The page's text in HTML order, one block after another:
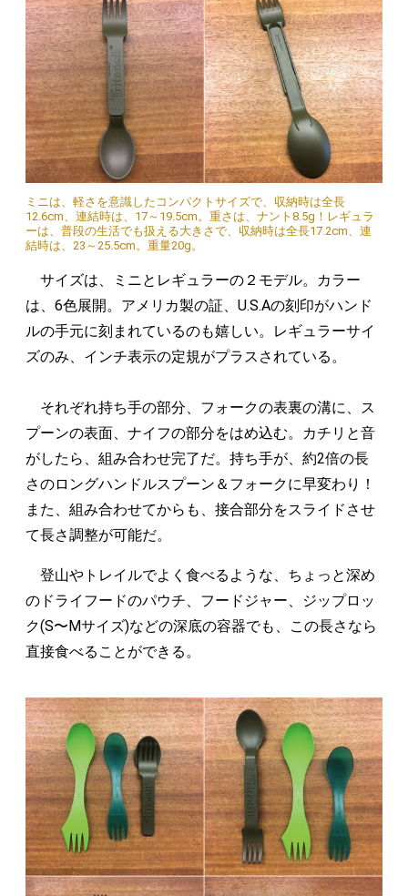
ミニは、軽さを意識したコンパクトサイズで、収納時は全長
12.6cm、連結時は、17～19.5cm。重さは、ナント8.5g！レギュラ
ーは、普段の生活でも扱える大きさで、収納時は全長17.2cm、連
結時は、23～25.5cm。重量20g。
サイズは、ミニとレギュラーの２モデル。カラー
は、6色展開。アメリカ製の証、U.S.Aの刻印がハンド
ルの手元に刻まれているのも嬉しい。レギュラーサイ
ズのみ、インチ表示の定規がプラスされている。
それぞれ持ち手の部分、フォークの表裏の溝に、ス
プーンの表面、ナイフの部分をはめ込む。カチリと音
がしたら、組み合わせ完了だ。持ち手が、約2倍の長
さのロングハンドルスプーン＆フォークに早変わり！
また、組み合わせてからも、接合部分をスライドさせ
て長さ調整が可能だ。
登山やトレイルでよく食べるような、ちょっと深め
のドライフードのパウチ、フードジャー、ジップロッ
ク(S〜Mサイズ)などの深底の容器でも、この長さなら
直接食べることができる。